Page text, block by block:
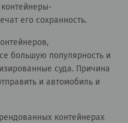
его сохранность.
большую популярность и
суда. Причина
и автомобиль и
контейнерах